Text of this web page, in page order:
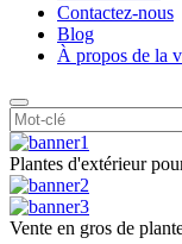
Contactez-nous
Blog
À propos de la
Plantes d'extérieur
Vente en gros de